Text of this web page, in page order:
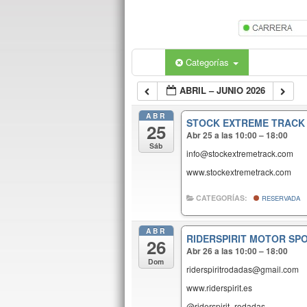
Categorías
ABRIL – JUNIO 2026
ABR
25
Sáb
STOCK EXTREME TRACK
Abr 25 a las 10:00 – 18:00
info@stockextremetrack.com
www.stockextremetrack.com
CATEGORÍAS: RESERVADA
ABR
26
Dom
RIDERSPIRIT MOTOR
Abr 26 a las 10:00 – 18:00
riderspiritrodadas@gmail.com
www.riderspirit.es